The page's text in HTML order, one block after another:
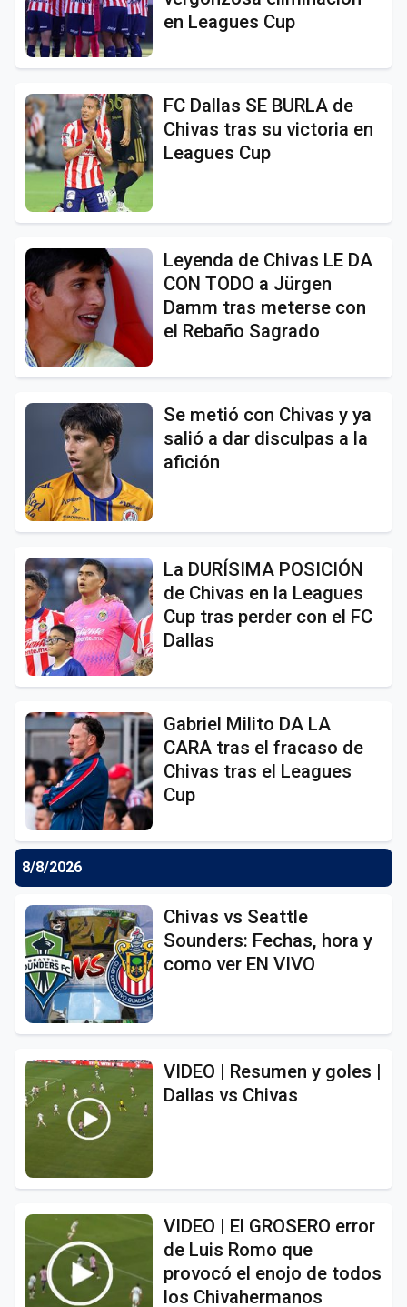
en Leagues Cup
FC Dallas SE BURLA de
Chivas tras su victoria en
Leagues Cup
Leyenda de Chivas LE DA
CON TODO a Jürgen
Damm tras meterse con
el Rebaño Sagrado
Se metió con Chivas y ya
salió a dar disculpas a la
afición
La DURÍSIMA POSICIÓN
de Chivas en la Leagues
Cup tras perder con el FC
Dallas
Gabriel Milito DA LA
CARA tras el fracaso de
Chivas tras el Leagues
Cup
8/8/2026
Chivas vs Seattle
Sounders: Fechas, hora y
como ver EN VIVO
VIDEO | Resumen y goles |
Dallas vs Chivas
VIDEO | El GROSERO error
de Luis Romo que
provocó el enojo de todos
los Chivahermanos